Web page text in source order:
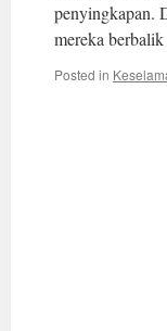
penyingkapan.
mereka
Posted in